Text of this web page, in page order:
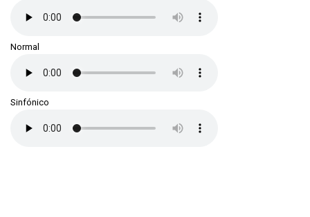
Normal
Sinfónico